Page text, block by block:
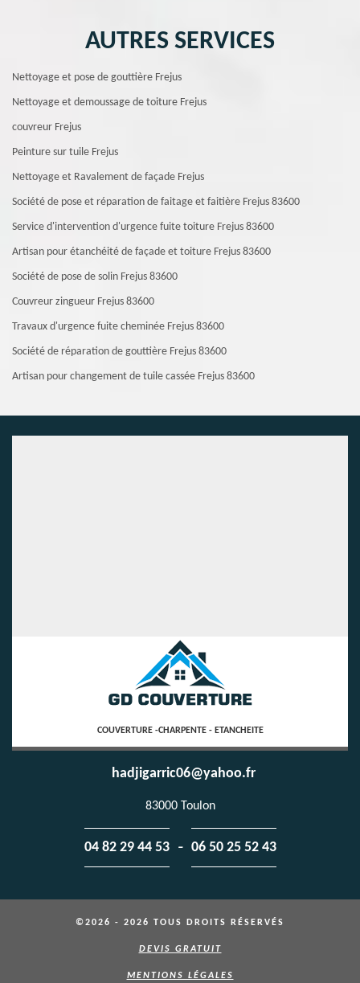
AUTRES SERVICES
Nettoyage et pose de gouttière Frejus
Nettoyage et demoussage de toiture Frejus
couvreur Frejus
Peinture sur tuile Frejus
Nettoyage et Ravalement de façade Frejus
Société de pose et réparation de faitage et faitière Frejus 83600
Service d'intervention d'urgence fuite toiture Frejus 83600
Artisan pour étanchéité de façade et toiture Frejus 83600
Société de pose de solin Frejus 83600
Couvreur zingueur Frejus 83600
Travaux d'urgence fuite cheminée Frejus 83600
Société de réparation de gouttière Frejus 83600
Artisan pour changement de tuile cassée Frejus 83600
COUVERTURE -CHARPENTE - ETANCHEITE
hadjigarric06@yahoo.fr
83000 Toulon
04 82 29 44 53 - 06 50 25 52 43
©2026 - 2026 TOUS DROITS RÉSERVÉS
DEVIS GRATUIT
MENTIONS LÉGALES